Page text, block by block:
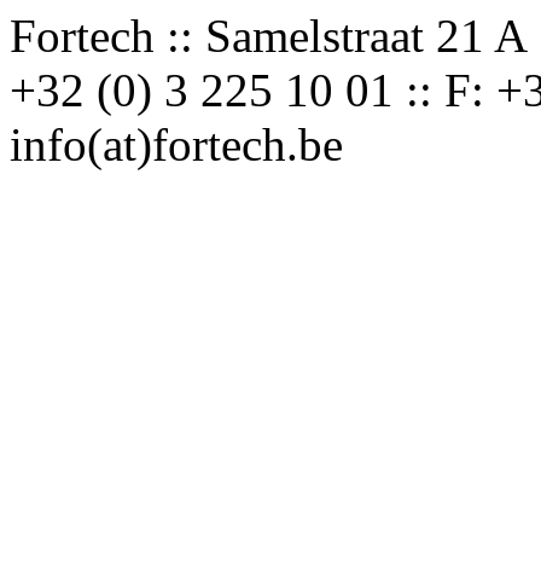
Fortech :: Samelstraat 21
+32 (0) 3 225 10 01 :: F:
info(at)fortech.be